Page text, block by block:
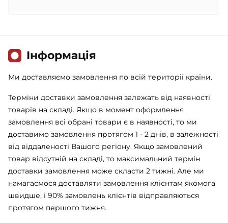
Iнформація
Ми доставляємо замовлення по всій території країни.
Терміни доставки замовлення залежать від наявності
товарів на складі. Якщо в момент оформлення
замовлення всі обрані товари є в наявності, то ми
доставимо замовлення протягом 1 - 2 днів, в залежності
від віддаленості Вашого регіону. Якщо замовлений
товар відсутній на складі, то максимальний термін
доставки замовлення може скласти 2 тижні. Але ми
намагаємося доставляти замовлення клієнтам якомога
швидше, і 90% замовлень клієнтів відправляються
протягом першого тижня.